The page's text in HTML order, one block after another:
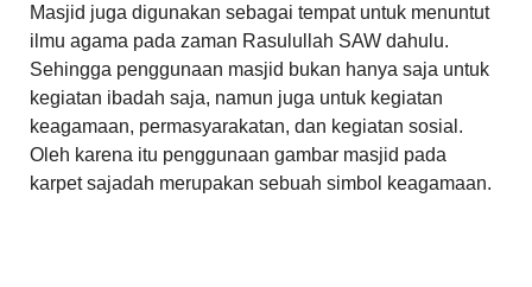
Masjid juga digunakan sebagai tempat untuk menuntut
ilmu agama pada zaman Rasulullah SAW dahulu.
Sehingga penggunaan masjid bukan hanya saja untuk
kegiatan ibadah saja, namun juga untuk kegiatan
keagamaan, permasyarakatan, dan kegiatan sosial.
Oleh karena itu penggunaan gambar masjid pada
karpet sajadah merupakan sebuah simbol keagamaan.